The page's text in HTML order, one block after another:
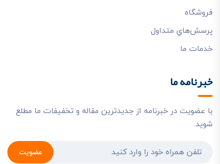
فروشگاه
پرسش‌هاي متداول
خدمات ما
خبرنامه ما
با عضویت در خبرنامه از جدیدترین مقاله و تخفیفات ما مطلع
شوید.
عضویت